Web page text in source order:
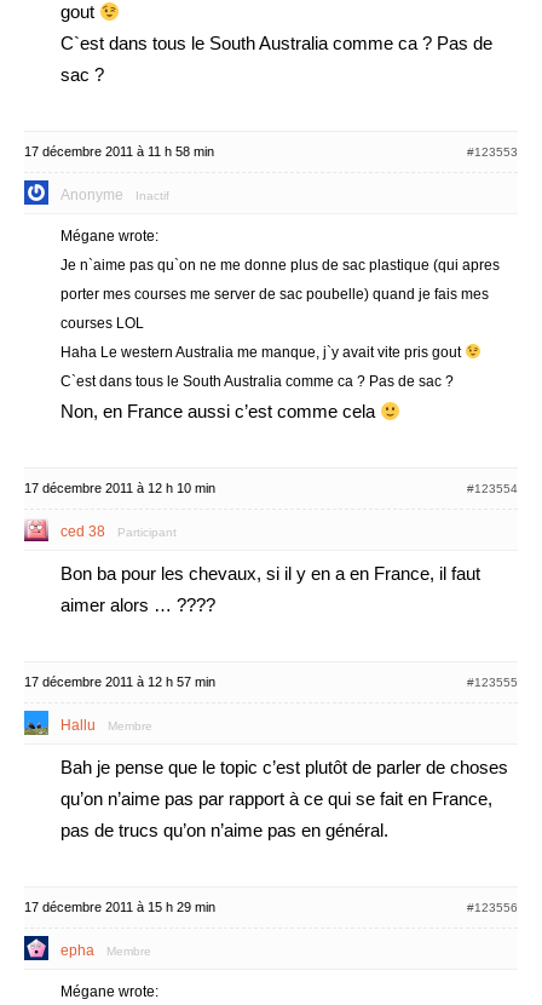
gout
C`est dans tous le South Australia comme ca ? Pas de
sac ?
17 décembre 2011 à 11 h 58 min #123553
Anonyme Inactif
Mégane wrote:
Je n`aime pas qu`on ne me donne plus de sac plastique (qui apres
porter mes courses me server de sac poubelle) quand je fais mes
courses LOL
Haha Le western Australia me manque, j`y avait vite pris gout
C`est dans tous le South Australia comme ca ? Pas de sac ?
Non, en France aussi c’est comme cela
17 décembre 2011 à 12 h 10 min #123554
ced 38 Participant
Bon ba pour les chevaux, si il y en a en France, il faut
aimer alors … ????
17 décembre 2011 à 12 h 57 min #123555
Hallu Membre
Bah je pense que le topic c’est plutôt de parler de choses
qu’on n’aime pas par rapport à ce qui se fait en France,
pas de trucs qu’on n’aime pas en général.
17 décembre 2011 à 15 h 29 min #123556
epha Membre
Mégane wrote: